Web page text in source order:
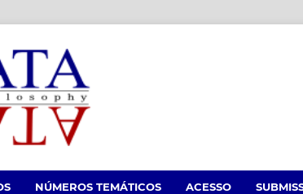
NÚMEROS TEMÁTICOS ACESSO